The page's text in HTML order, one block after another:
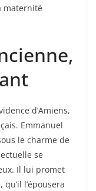
maternité
d’Amiens,
Emmanuel
le charme de
se
Il lui promet
l’épousera